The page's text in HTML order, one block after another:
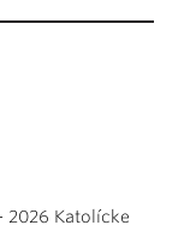
2026 Katolícke